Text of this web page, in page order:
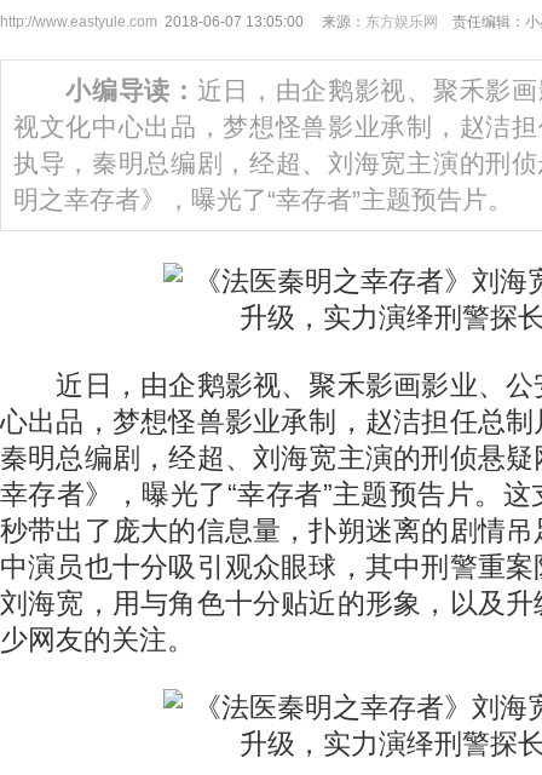
http://www.eastyule.com 2018-06-07 13:05:00 来源： 东方娱乐网 责任编辑：小
小编导读： 近日，由企鹅影视、聚禾影
视文化中心出品，梦想怪兽影业承制，赵洁
执导，秦明总编剧，经超、刘海宽主演的刑
明之幸存者》，曝光了“幸存者”主题预告片。
近日，由企鹅影视、聚禾影画影业、公
心出品，梦想怪兽影业承制，赵洁担任总
秦明总编剧，经超、刘海宽主演的刑侦悬
幸存者》，曝光了“幸存者”主题预告片。
秒带出了庞大的信息量，扑朔迷离的剧情
中演员也十分吸引观众眼球，其中刑警重
刘海宽，用与角色十分贴近的形象，以及
少网友的关注。